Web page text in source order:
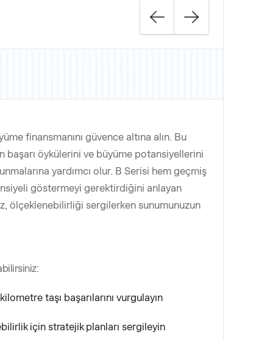
finansmanını güvence altına alın. Bu
öykülerini ve büyüme potansiyellerini
yardımcı olur. B Serisi hem geçmiş
göstermeyi gerektirdiğini anlayan
ölçeklenebilirliği sergilerken sunumunuzun
taşı başarılarını vurgulayın
için stratejik planları sergileyin